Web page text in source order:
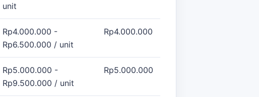
unit
Rp4.000.000 -
Rp6.500.000 / unit
Rp4.000.000
Rp5.000.000 -
Rp9.500.000 / unit
Rp5.000.000